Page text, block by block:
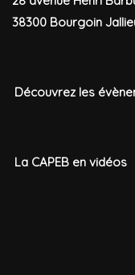
38300 Bourgoin
Découvrez les
La CAPEB en vidéos